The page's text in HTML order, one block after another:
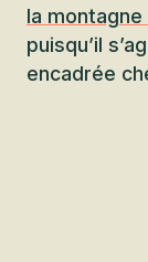
la montagne
puisqu’il
encadrée